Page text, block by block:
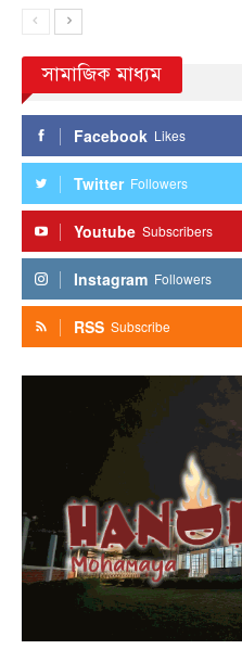
সামাজিক মাধ্যম
Facebook Likes
Twitter Followers
Youtube Subscribers
Instagram Followers
RSS Subscribe